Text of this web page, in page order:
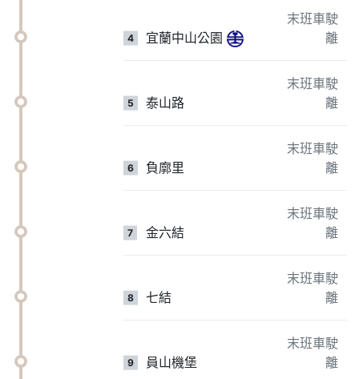
4 宜蘭中山公園
末班車駛
離
5 泰山路
末班車駛
離
6 負廓里
末班車駛
離
7 金六結
末班車駛
離
8 七結
末班車駛
離
9 員山機堡
末班車駛
離